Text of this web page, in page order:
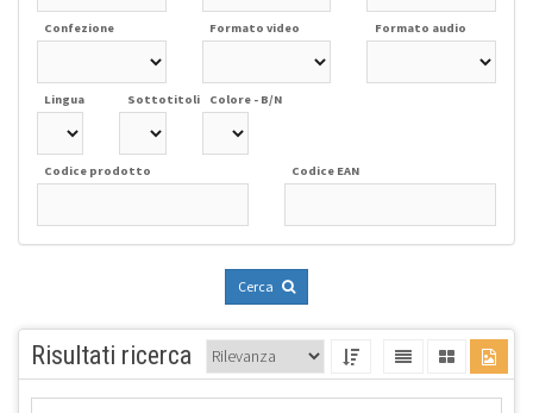
Confezione Formato video Formato audio
Lingua Sottotitoli Colore - B/N
Codice prodotto Codice EAN
Cerca
Risultati ricerca